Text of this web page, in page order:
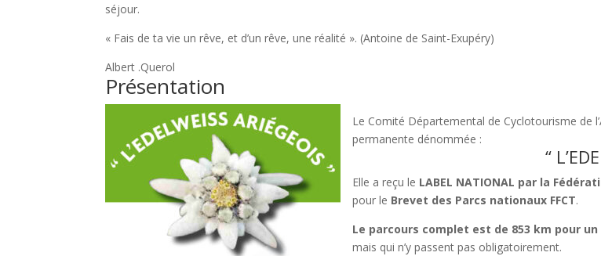
séjour.
« Fais de ta vie un rêve, et d’un rêve, une réalité ». (Antoine de Saint-Exupéry)
Albert .Querol
Présentation
Le Comité Départemental de Cyclotourisme de
permanente dénommée :
“
Elle a reçu le LABEL NATIONAL par la
pour le Brevet des Parcs nationaux FFCT.
Le parcours complet est de 853 km pour
mais qui n’y passent pas obligatoirement.